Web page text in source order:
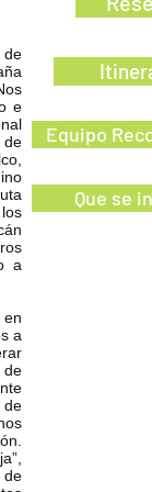
Equipo
Que se
e
de
a
en
a
de
de